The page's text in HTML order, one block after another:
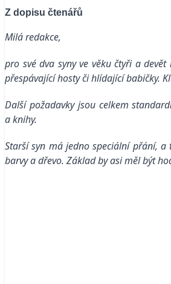
Z dopisu čtenářů
Milá redakce,
pro své dva syny ve věku čtyři a
přespávající hosty či hlídající babičky.
Další požadavky jsou celkem
a knihy.
Starší syn má jedno speciální přání,
barvy a dřevo. Základ by asi měl být